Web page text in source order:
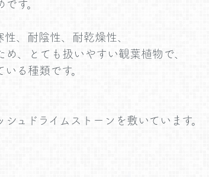
、耐陰性、耐乾燥性、
、とても扱いやすい観葉植物で、
る種類です。
ュドライムストーンを敷いています。